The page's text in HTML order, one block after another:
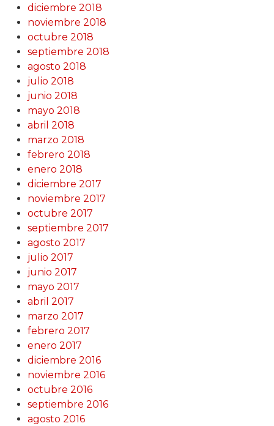
diciembre 2018
noviembre 2018
octubre 2018
septiembre 2018
agosto 2018
julio 2018
junio 2018
mayo 2018
abril 2018
marzo 2018
febrero 2018
enero 2018
diciembre 2017
noviembre 2017
octubre 2017
septiembre 2017
agosto 2017
julio 2017
junio 2017
mayo 2017
abril 2017
marzo 2017
febrero 2017
enero 2017
diciembre 2016
noviembre 2016
octubre 2016
septiembre 2016
agosto 2016